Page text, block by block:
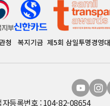
청 복지기금 제5회 삼일투명경영
자등록번호 : 104-82-08654